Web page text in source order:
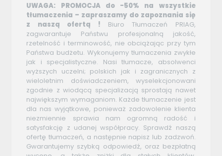
UWAGA: PROMOCJA do -50% na wszystkie
tłumaczenia – zapraszamy do zapoznania się
z naszą ofertą ! Biuro Tłumaczeń PRIAG,
zagwarantuje Państwu profesjonalną jakość,
rzetelność i terminowość, nie obciążając przy tym
Państwa budżetu. Wykonujemy tłumaczenia zwykłe
jak i specjalistyczne. Nasi tłumacze, absolwenci
wyższych uczelni; polskich jak i zagranicznych z
wieloletnim doświadczeniem, wyselekcjonowani
zgodnie z wiodącą specjalizacją sprostają nawet
największym wymaganiom. Każde tłumaczenie jest
dla nas wyjątkowe, ponieważ zadowolenie klienta
niezmiennie sprawia nam ogromną radość i
satysfakcję z udanej współpracy. Sprawdź naszą
ofertę tłumaczeń, a następnie napisz lub zadzwoń.
Gwarantujemy szybką odpowiedź, oraz bezpłatną